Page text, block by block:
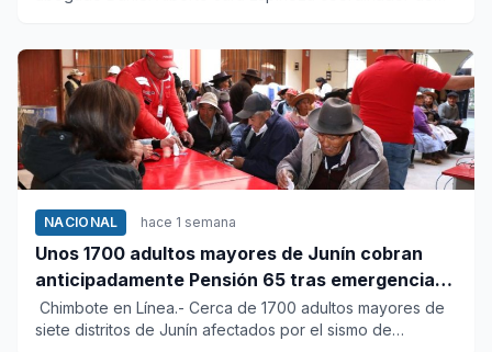
NACIONAL hace 1 semana
Unos 1700 adultos mayores de Junín cobran
anticipadamente Pensión 65 tras emergencia
por sismo
Chimbote en Línea.- Cerca de 1700 adultos mayores de
siete distritos de Junín afectados por el sismo de